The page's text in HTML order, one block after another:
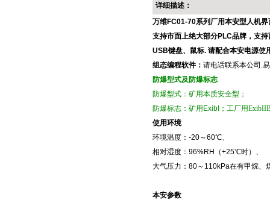
详细描述：
万维FC01-70系列厂用本安型人机
支持市面上绝大部分PLC品牌，支持
USB键盘、鼠标. 请配合本安电源使
组态编程软件： 请电话联系本公司.
防爆型式及防爆标志
防爆型式：矿用本质安全型；
防爆标志：矿用ExibI；工厂用
使用环境
环境温度：-20～60℃、
相对湿度：96%RH（+25℃时）、
大气压力：80～110kPa在有甲烷、
本安参数